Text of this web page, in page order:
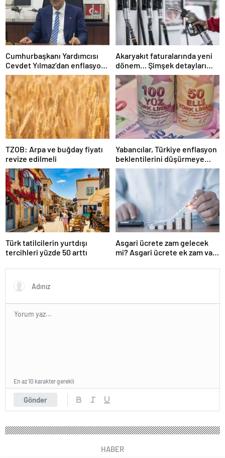
Cumhurbaşkanı Yardımcısı
Cevdet Yılmaz’dan enflasyon
açıklaması
Akaryakıt faturalarında yeni
dönem… Şimşek detayları
paylaştı
TZOB: Arpa ve buğday fiyatı
revize edilmeli
Yabancılar, Türkiye enflasyon
beklentilerini düşürmeye
başladı
Türk tatilcilerin yurtdışı
tercihleri yüzde 50 arttı
Asgari ücrete zam gelecek
mi? Asgari ücrete ek zam var
Gönder
En az 10 karakter gerekli
HABER